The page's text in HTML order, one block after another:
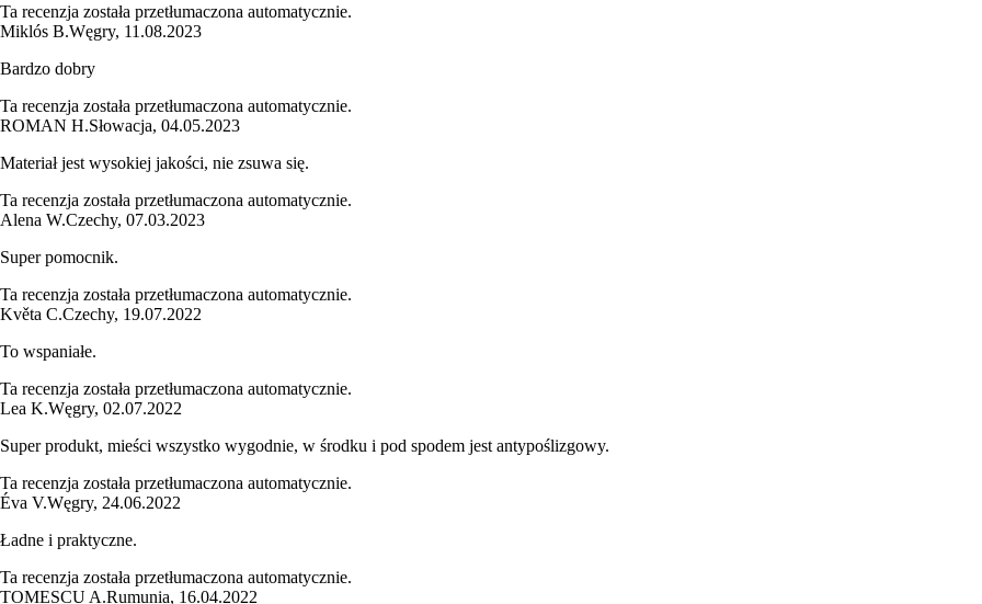
Ta recenzja została przetłumaczona automatycznie.
Miklós B.Węgry, 11.08.2023
Bardzo dobry
Ta recenzja została przetłumaczona automatycznie.
ROMAN H.Słowacja, 04.05.2023
Materiał jest wysokiej jakości, nie zsuwa się.
Ta recenzja została przetłumaczona automatycznie.
Alena W.Czechy, 07.03.2023
Super pomocnik.
Ta recenzja została przetłumaczona automatycznie.
Květa C.Czechy, 19.07.2022
To wspaniałe.
Ta recenzja została przetłumaczona automatycznie.
Lea K.Węgry, 02.07.2022
Super produkt, mieści wszystko wygodnie, w środku i pod spodem jest antypoślizgowy.
Ta recenzja została przetłumaczona automatycznie.
Éva V.Węgry, 24.06.2022
Ładne i praktyczne.
Ta recenzja została przetłumaczona automatycznie.
TOMESCU A.Rumunia, 16.04.2022